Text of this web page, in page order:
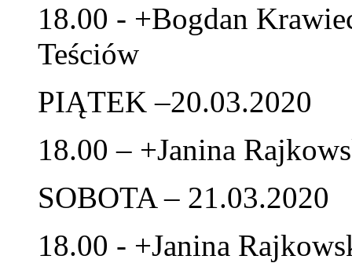
18.00 - +Bogdan
Teściów
PIĄTEK –20.03.2020
18.00 – +Janina
SOBOTA – 21.03.2020
18.00 - +Janina